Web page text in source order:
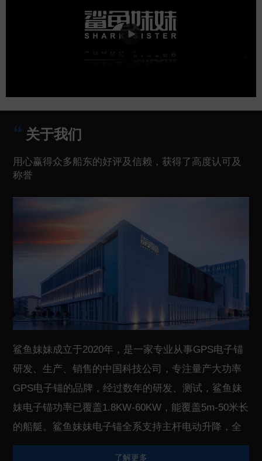
关于我们
用心赢得众多船东的好评及信赖，获得了高度认可及
称誉
鲨鱼妹妹成立于2020年，是一家专业从事GPS电子锚
研发、生产、销售的中国科技公司，专注量产大功率
GPS电子锚的品牌，经过数年的研发、测试，鲨鱼妹
妹电子锚功率已覆盖1.8KW-60KW，能覆盖5m-50米长
的船艇。鲨鱼妹妹电子锚全系支持主杆电动升降，全
系采用无刷电机，主杆采用碳纤维或者钛合金，具有
了解更多